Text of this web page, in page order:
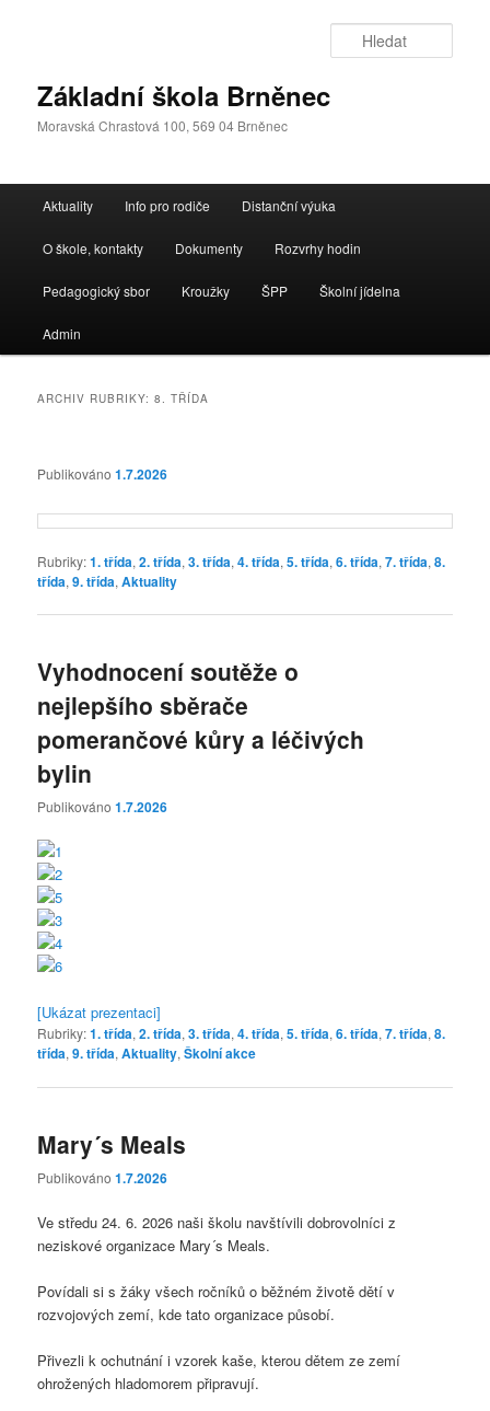
paneluZákladní škola Brněnec
Moravská Chrastová 100, 569 04 Brněnec
navigační
Aktuality Info pro rodiče Distanční výuka
O škole, kontakty Dokumenty Rozvrhy hodin
Pedagogický sbor Kroužky ŠPP Školní jídelna
Admin
ARCHIV RUBRIKY:8. TŘÍDA
Publikováno1.7.2026
Rubriky:1. třída,2. třída,3. třída,4. třída,5. třída,6. třída,7. třída,8.
třída,9. třída,Aktuality
Vyhodnocení soutěže o
nejlepšího sběrače
pomerančové kůry a léčivých
bylin
Publikováno1.7.2026
[Ukázat prezentaci]
Rubriky:1. třída,2. třída,3. třída,4. třída,5. třída,6. třída,7. třída,8.
třída,9. třída,Aktuality,Školní akce
Mary´s Meals
Publikováno1.7.2026
Ve středu 24. 6. 2026 naši školu navštívili dobrovolníci z
neziskové organizace Mary´s Meals.
Povídali si s žáky všech ročníků o běžném životě dětí v
rozvojových zemí, kde tato organizace působí.
Přivezli k ochutnání i vzorek kaše, kterou dětem ze zemí
ohrožených hladomorem připravují.